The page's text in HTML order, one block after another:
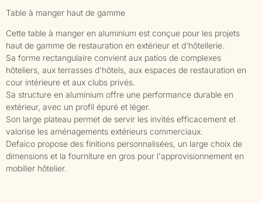
Table à manger haut de gamme
Cette table à manger en aluminium est conçue pour les projets
haut de gamme de restauration en extérieur et d'hôtellerie.
Sa forme rectangulaire convient aux patios de complexes
hôteliers, aux terrasses d'hôtels, aux espaces de restauration en
cour intérieure et aux clubs privés.
Sa structure en aluminium offre une performance durable en
extérieur, avec un profil épuré et léger.
Son large plateau permet de servir les invités efficacement et
valorise les aménagements extérieurs commerciaux.
Defaico propose des finitions personnalisées, un large choix de
dimensions et la fourniture en gros pour l'approvisionnement en
mobilier hôtelier.